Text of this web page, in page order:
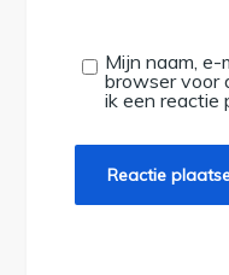
Mijn naam, e-
browser voor
ik een reactie